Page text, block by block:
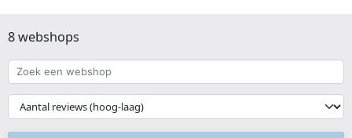
8 webshops
Zoek
een
webshop
{{
__('Sort')
}}